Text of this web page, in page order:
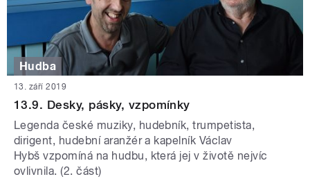
Hudba
13. září 2019
13.9. Desky, pásky, vzpomínky
Legenda české muziky, hudebník, trumpetista,
dirigent, hudební aranžér a kapelník Václav
Hybš vzpomíná na hudbu, která jej v životě nejvíc
ovlivnila. (2. část)